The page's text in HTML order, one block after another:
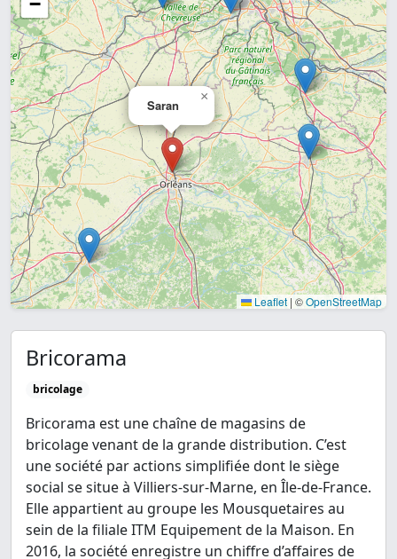
Saran
×
Leaflet | ©OpenStreetMap
Bricorama
bricolage
Bricorama est une chaîne de magasins de
bricolage venant de la grande distribution. C’est
une société par actions simplifiée dont le siège
social se situe à Villiers-sur-Marne, en Île-de-France.
Elle appartient au groupe les Mousquetaires au
sein de la filiale ITM Equipement de la Maison. En
2016, la société enregistre un chiffre d’affaires de